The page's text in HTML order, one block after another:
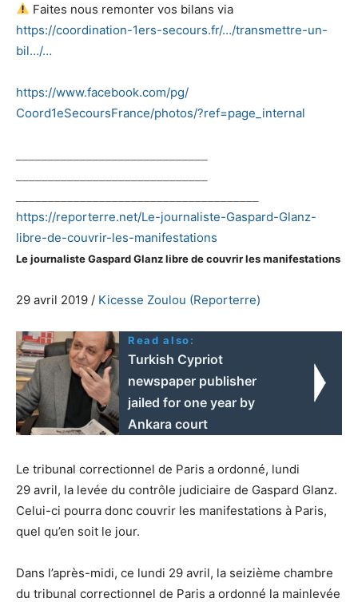
Faites nous remonter vos bilans via
https://coordination-1ers-secours.fr/…/transmettre-un-
bil…/…
https://www.facebook.com/pg/
Coord1eSecoursFrance/photos/?ref=page_internal
https://reporterre.net/Le-journaliste-Gaspard-Glanz-
libre-de-couvrir-les-manifestations
Le journaliste Gaspard Glanz libre de couvrir les manifestations
29 avril 2019 / Kicesse Zoulou (Reporterre)
Read also:
Turkish Cypriot
newspaper publisher
jailed for one year by
Ankara court
Le tribunal correctionnel de Paris a ordonné, lundi
29 avril, la levée du contrôle judiciaire de Gaspard Glanz.
Celui-ci pourra donc couvrir les manifestations à Paris,
quel qu’en soit le jour.
Dans l’après-midi, ce lundi 29 avril, la seizième chambre
du tribunal correctionnel de Paris a ordonné la mainlevée